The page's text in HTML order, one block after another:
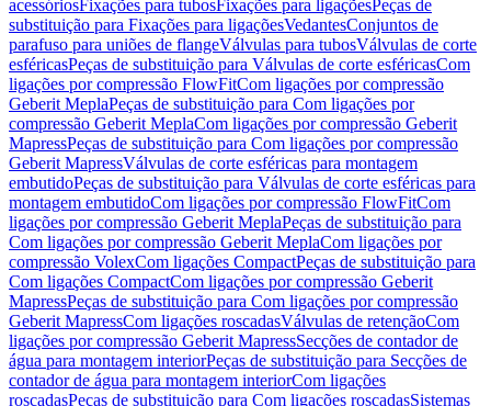
acessóriosFixações para tubosFixações para ligaçõesPeças de
substituição para Fixações para ligaçõesVedantesConjuntos de
parafuso para uniões de flangeVálvulas para tubosVálvulas de corte
esféricasPeças de substituição para Válvulas de corte esféricasCom
ligações por compressão FlowFitCom ligações por compressão
Geberit MeplaPeças de substituição para Com ligações por
compressão Geberit MeplaCom ligações por compressão Geberit
MapressPeças de substituição para Com ligações por compressão
Geberit MapressVálvulas de corte esféricas para montagem
embutidoPeças de substituição para Válvulas de corte esféricas para
montagem embutidoCom ligações por compressão FlowFitCom
ligações por compressão Geberit MeplaPeças de substituição para
Com ligações por compressão Geberit MeplaCom ligações por
compressão VolexCom ligações CompactPeças de substituição para
Com ligações CompactCom ligações por compressão Geberit
MapressPeças de substituição para Com ligações por compressão
Geberit MapressCom ligações roscadasVálvulas de retençãoCom
ligações por compressão Geberit MapressSecções de contador de
água para montagem interiorPeças de substituição para Secções de
contador de água para montagem interiorCom ligações
roscadasPeças de substituição para Com ligações roscadasSistemas